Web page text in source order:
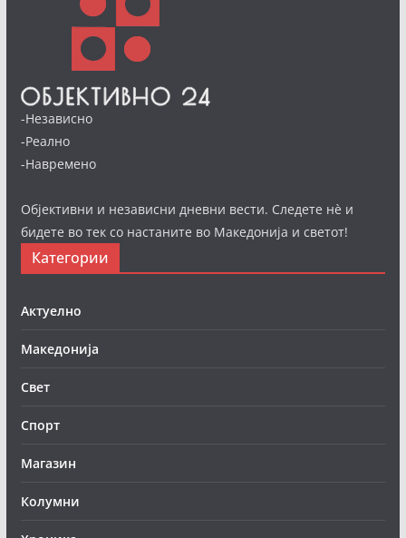
-Независно
-Реално
-Навремено
Објективни и независни дневни вести. Следете нè и
бидете во тек со настаните во Македонија и светот!
Категории
Актуелно
Македонија
Свет
Спорт
Магазин
Колумни